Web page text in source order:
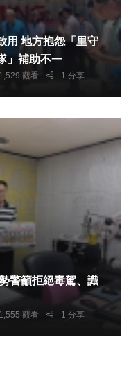
里守
」補助不一
1,529 觀看 1 分享
1,555 觀看 1 分享